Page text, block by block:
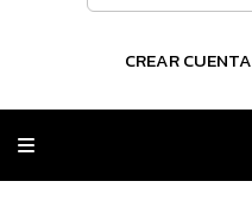
CREAR CUENTA